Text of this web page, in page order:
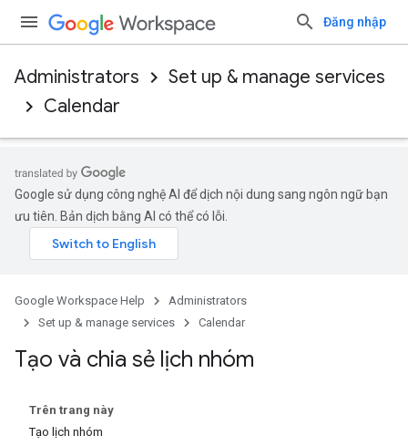
Đăng nhập
Administrators
Set up & manage services
Calendar
Google sử dụng công nghệ AI để dịch nội dung sang ngôn ngữ bạn
ưu tiên. Bản dịch bằng AI có thể có lỗi.
Google Workspace Help
Administrators
Set up & manage services
Calendar
Tạo và chia sẻ lịch nhóm
Trên trang này
Tạo lịch nhóm